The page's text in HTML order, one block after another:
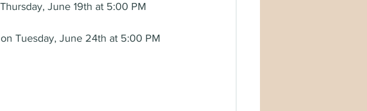
June 19th at 5:00 PM
Tuesday, June 24th at 5:00 PM